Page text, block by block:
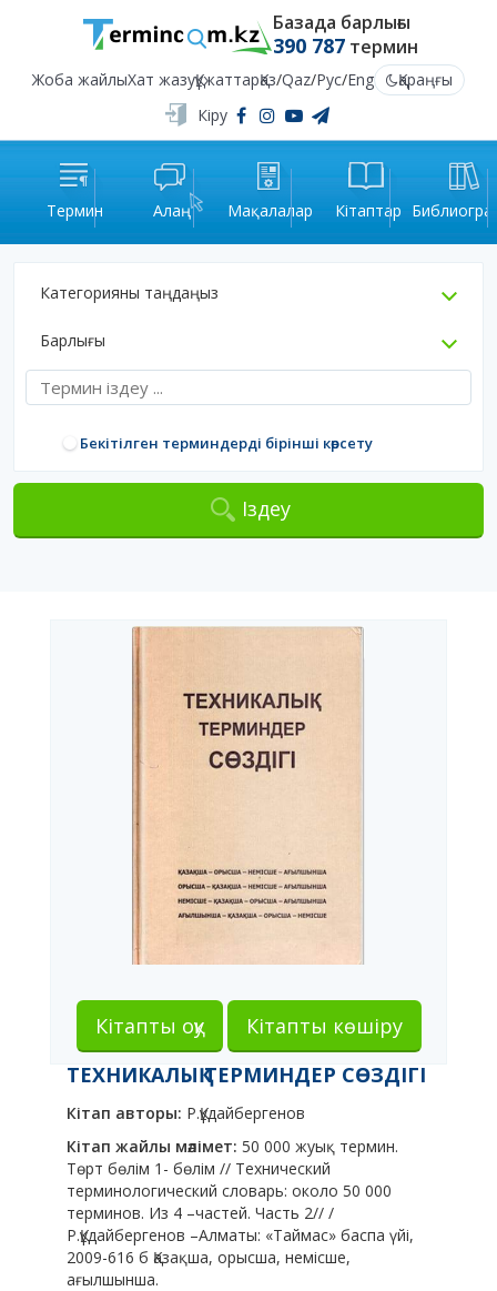
Базада барлығы
390 787термин
Жоба жайлыХат жазуҚұжаттарҚаз/Qaz/Рус/Eng
Қараңғы
Кіру
Термин Алаң Мақалалар Кітаптар
Категорияны таңдаңыз
Барлығы
Бекітілген терминдерді бірінші көрсету
Іздеу
Кітапты оқу
Кітапты көшіру
ТЕХНИКАЛЫҚ ТЕРМИНДЕР СӨЗДІГІ
Кітап авторы: Р.Құдайбергенов
Кітап жайлы мәлімет: 50 000 жуық термин.
Төрт бөлім 1- бөлім // Технический
терминологический словарь: около 50 000
терминов. Из 4 –частей. Часть 2// /
Р.Құдайбергенов –Алматы: «Таймас» баспа үйі,
2009-616 б Қазақша, орысша, немісше,
ағылшынша.